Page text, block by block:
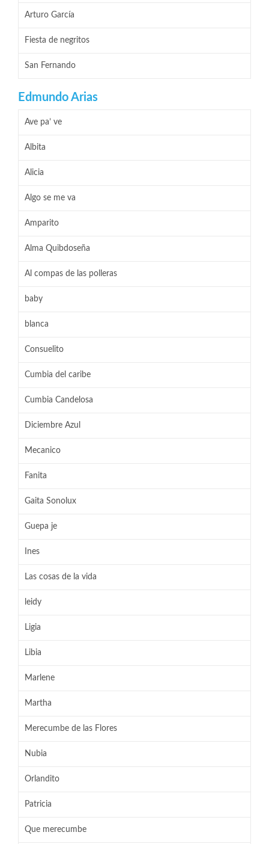
Arturo García
Fiesta de negritos
San Fernando
Edmundo Arias
Ave pa’ ve
Albita
Alicia
Algo se me va
Amparito
Alma Quibdoseña
Al compas de las polleras
baby
blanca
Consuelito
Cumbia del caribe
Cumbia Candelosa
Diciembre Azul
Mecanico
Fanita
Gaita Sonolux
Guepa je
Ines
Las cosas de la vida
leidy
Ligia
Libia
Marlene
Martha
Merecumbe de las Flores
Nubia
Orlandito
Patricia
Que merecumbe